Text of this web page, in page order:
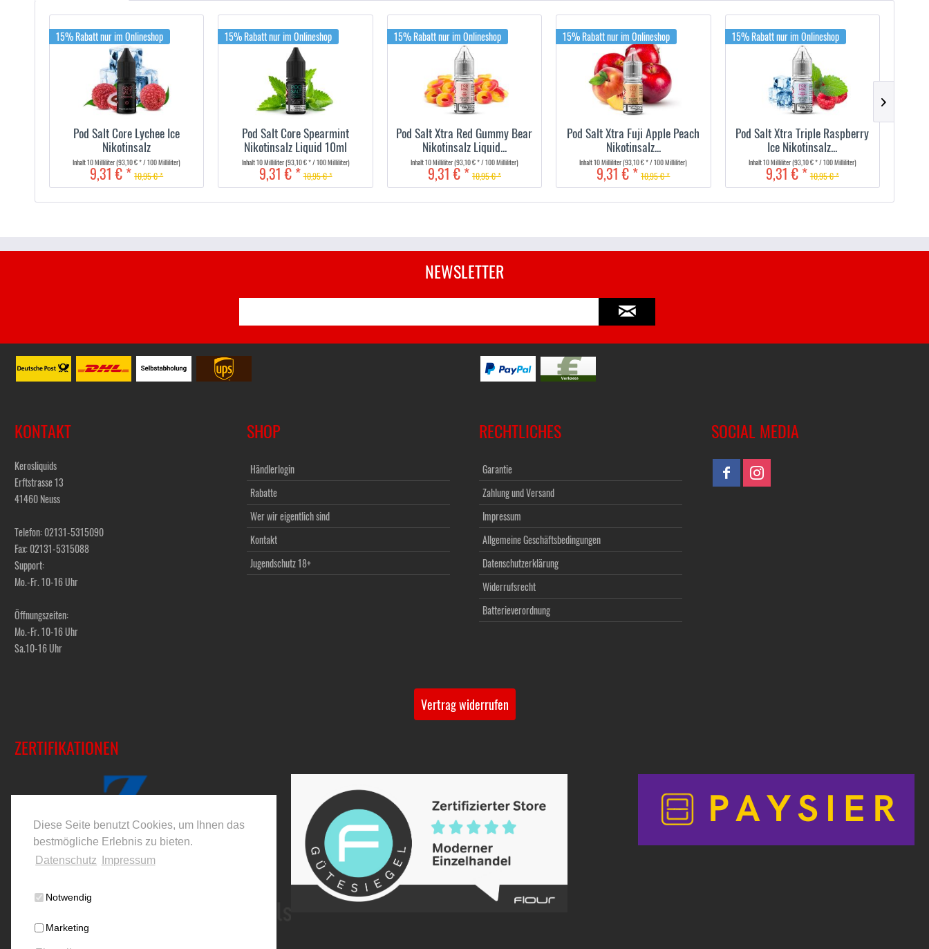
Diese Seite benutzt Cookies, um Ihnen das
bestmögliche Erlebnis zu bieten.
Datenschutz
Impressum
Notwendig
Marketing
15% Rabatt nur im Onlineshop
Pod Salt Core Lychee Ice
Nikotinsalz
Inhalt10 Milliliter(93,10 € * / 100 Milliliter)
9,31 € * 10,95 € *
15% Rabatt nur im Onlineshop
Pod Salt Core Spearmint
Nikotinsalz Liquid 10ml
Inhalt10 Milliliter(93,10 € * / 100 Milliliter)
9,31 € * 10,95 € *
15% Rabatt nur im Onlineshop
Pod Salt Xtra Red Gummy Bear
Nikotinsalz Liquid...
Inhalt10 Milliliter(93,10 € * / 100 Milliliter)
9,31 € * 10,95 € *
15% Rabatt nur im Onlineshop
Pod Salt Xtra Fuji Apple Peach
Nikotinsalz...
Inhalt10 Milliliter(93,10 € * / 100 Milliliter)
9,31 € * 10,95 € *
15% Rabatt nur im Onlineshop
Pod Salt Xtra Triple Raspberry
Ice Nikotinsalz...
Inhalt10 Milliliter(93,10 € * / 100 Milliliter)
9,31 € * 10,95 € *
NEWSLETTER
KONTAKT
Kerosliquids
Erftstrasse 13
41460 Neuss
Telefon: 02131-5315090
Fax: 02131-5315088
Support:
Mo.-Fr. 10-16 Uhr
Öffnungszeiten:
Mo.-Fr. 10-16 Uhr
Sa.10-16 Uhr
SHOP
Händlerlogin
Rabatte
Wer wir eigentlich sind
Kontakt
Jugendschutz 18+
RECHTLICHES
Garantie
Zahlung und Versand
Impressum
Allgemeine Geschäftsbedingungen
Datenschutzerklärung
Widerrufsrecht
Batterieverordnung
SOCIAL MEDIA
Vertrag widerrufen
ZERTIFIKATIONEN